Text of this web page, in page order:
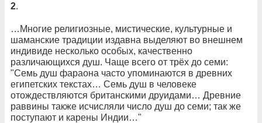
2.
…Многие религиозные, мистические, культурные и
шаманские традиции издавна выделяют во внешнем
индивиде несколько особых, качественно
различающихся душ. Чаще всего от трёх до семи:
"Семь душ фараона часто упоминаются в древних
египетских текстах… Семь душ в человеке
отождествляются британскими друидами… Древние
раввины также исчисляли число душ до семи; так же
поступают и карены Индии…"